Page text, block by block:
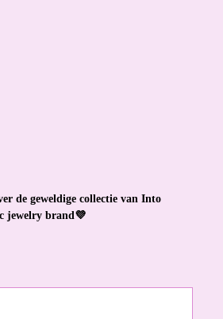
de geweldige collectie van Into
jewelry brand💜